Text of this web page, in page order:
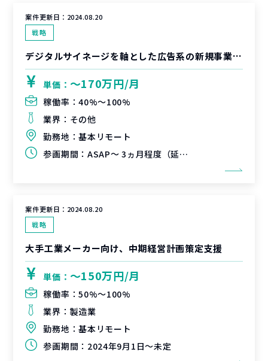
案件更新日： 2024.08.20
戦略
デジタルサイネージを軸とした広告系の新規事業推進
単価： 〜170万円/月
稼働率：40%〜100%
業界： その他
勤務地：基本リモート
参画期間： ASAP～ 3ヵ月程度（延長可能性有）
案件更新日： 2024.08.20
戦略
大手工業メーカー向け、中期経営計画策定支援
単価： 〜150万円/月
稼働率：50%〜100%
業界： 製造業
勤務地：基本リモート
参画期間： 2024年9月1日～未定